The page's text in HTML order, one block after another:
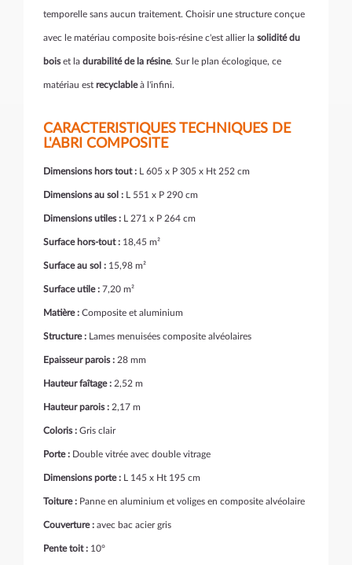
temporelle sans aucun traitement. Choisir une structure conçue
avec le matériau composite bois-résine c'est allier la solidité du
boiset la durabilité de la résine. Sur le plan écologique, ce
matériau est recyclableà l'infini.
CARACTERISTIQUES TECHNIQUES DE
L'ABRI COMPOSITE
Dimensions hors tout : L 605 x P 305 x Ht 252 cm
Dimensions au sol : L 551 x P 290 cm
Dimensions utiles : L 271 x P 264 cm
Surface hors-tout : 18,45 m²
Surface au sol : 15,98 m²
Surface utile : 7,20 m²
Matière : Composite et aluminium
Structure : Lames menuisées composite alvéolaires
Epaisseur parois : 28 mm
Hauteur faîtage : 2,52 m
Hauteur parois : 2,17 m
Coloris : Gris clair
Porte : Double vitrée avec double vitrage
Dimensions porte : L 145 x Ht 195 cm
Toiture : Panne en aluminium et voliges en composite alvéolaire
Couverture : avec bac acier gris
Pente toit : 10°